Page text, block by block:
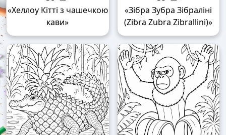
«Хеллоу Кітті з чашечкою
кави»
«Зібра Зубра Зібраліні
(Zibra Zubra Zibrallini)»